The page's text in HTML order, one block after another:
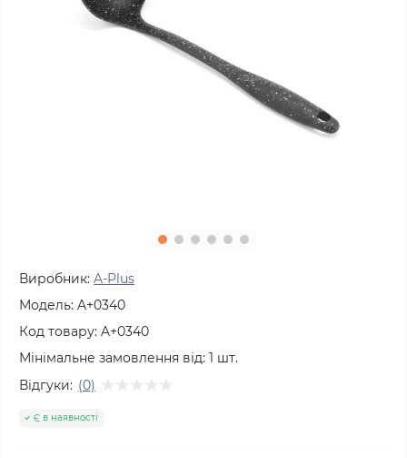
Виробник: A-Plus
Модель: A+0340
Код товару: A+0340
Мінімальне замовлення від: 1 шт.
Відгуки: (0)
Є в наявності